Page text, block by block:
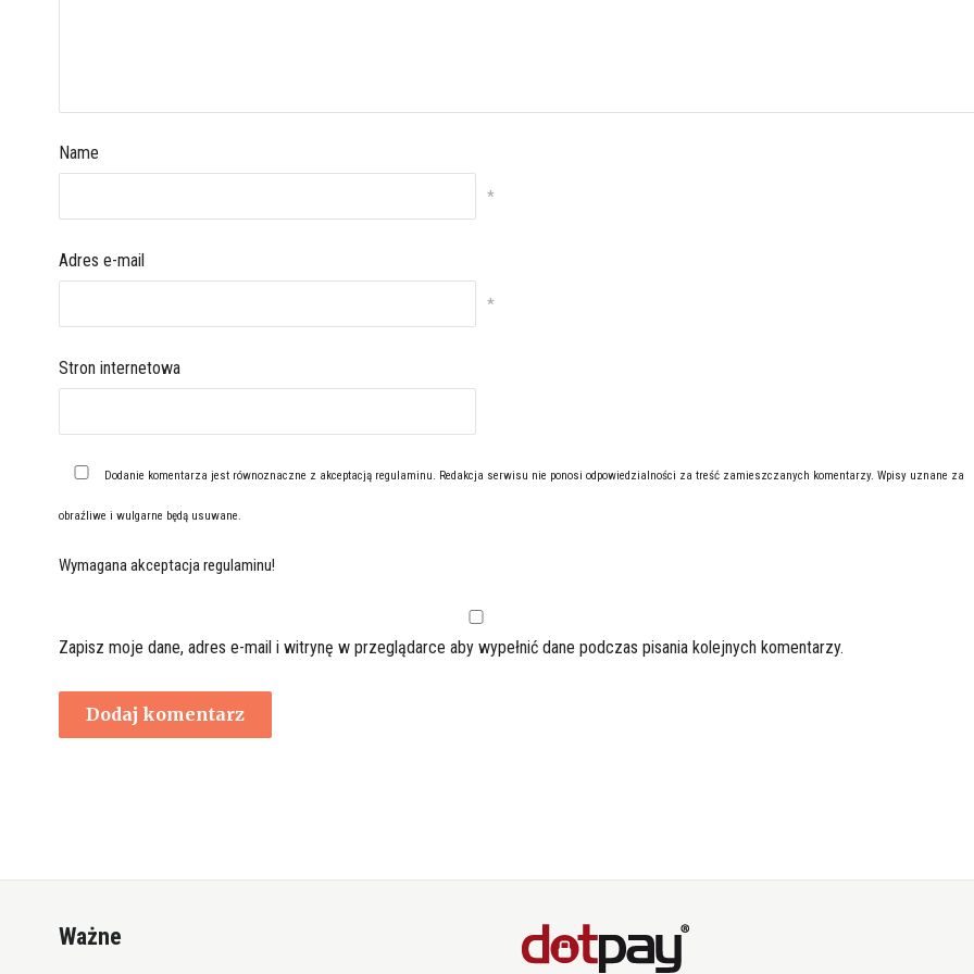
Name
*
Adres e-mail
*
Stron internetowa
Dodanie komentarza jest równoznaczne z akceptacją regulaminu . Redakcja serwisu nie ponosi odpowiedzialności za treść zamieszczanych komentarzy. Wpisy uznane za
obraźliwe i wulgarne będą usuwane.
Wymagana akceptacja regulaminu!
Zapisz moje dane, adres e-mail i witrynę w przeglądarce aby wypełnić dane podczas pisania kolejnych komentarzy.
Ważne